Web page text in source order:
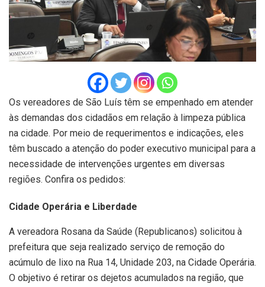
Os vereadores de São Luís têm se empenhado em atender
às demandas dos cidadãos em relação à limpeza pública
na cidade. Por meio de requerimentos e indicações, eles
têm buscado a atenção do poder executivo municipal para a
necessidade de intervenções urgentes em diversas
regiões. Confira os pedidos:
Cidade Operária e Liberdade
A vereadora Rosana da Saúde (Republicanos) solicitou à
prefeitura que seja realizado serviço de remoção do
acúmulo de lixo na Rua 14, Unidade 203, na Cidade Operária.
O objetivo é retirar os dejetos acumulados na região, que